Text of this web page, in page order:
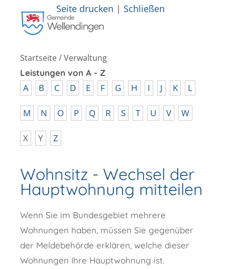
Seite drucken | Schließen
Startseite/Verwaltung
Leistungen von A - Z
A B C D E F G H I J K L
M N O P Q R S T U V W
X Y Z
Wohnsitz - Wechsel der
Hauptwohnung mitteilen
Wenn Sie im Bundesgebiet mehrere
Wohnungen haben, müssen Sie gegenüber
der Meldebehörde erklären, welche dieser
Wohnungen Ihre Hauptwohnung ist.